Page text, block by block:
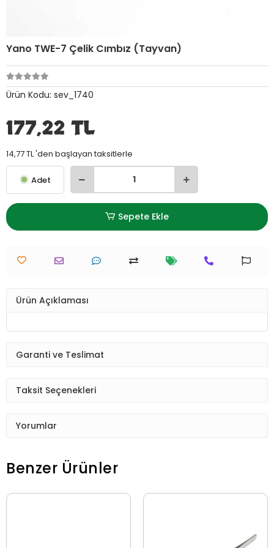
Yano TWE-7 Çelik Cımbız (Tayvan)
Ürün Kodu: sev_1740
177,22 TL
14,77 TL 'den başlayan taksitlerle
Adet
Sepete Ekle
Ürün Açıklaması
Garanti ve Teslimat
Taksit Seçenekleri
Yorumlar
Benzer Ürünler